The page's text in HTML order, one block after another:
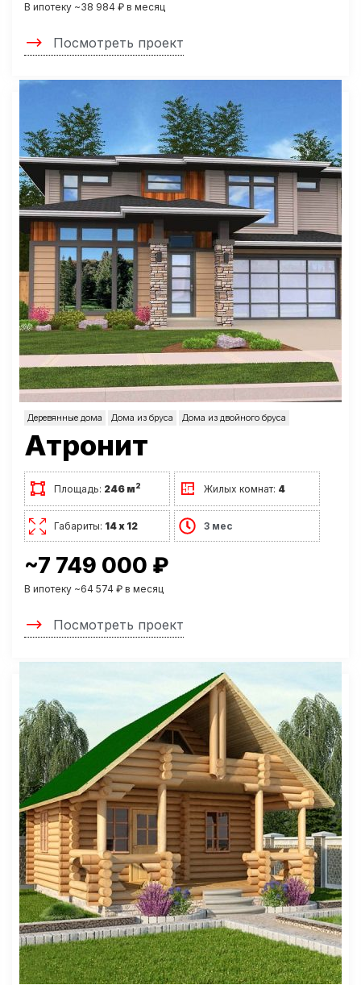
В ипотеку ~38 984 ₽ в месяц
Посмотреть проект
Деревянные дома Дома из бруса Дома из двойного бруса
Атронит
Площадь: 246 м2 Жилых комнат: 4
Габариты: 14 х 12 3 мес
~7 749 000 ₽
В ипотеку ~64 574 ₽ в месяц
Посмотреть проект